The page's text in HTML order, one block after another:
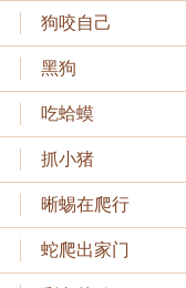
狗咬自己
黑狗
吃蛤蟆
抓小猪
晰蜴在爬行
蛇爬出家门